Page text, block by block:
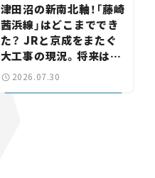
津田沼の新南北軸！「藤崎
茜浜線」はどこまででき
た？ JRと京成をまたぐ
大工事の現況。将来は
「習志野～鎌ケ谷」を最短
直結【いま気になる道路
2026.07.30